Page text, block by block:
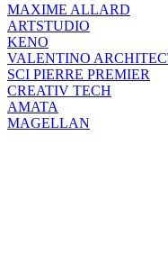
MAXIME ALLARD
ARTSTUDIO
KENO
VALENTINO
SCI PIERRE PREMIER
CREATIV TECH
AMATA
MAGELLAN